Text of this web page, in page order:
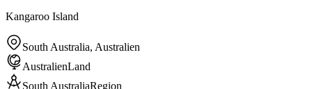
Kangaroo Island
South Australia, Australien
AustralienLand
South AustraliaRegion